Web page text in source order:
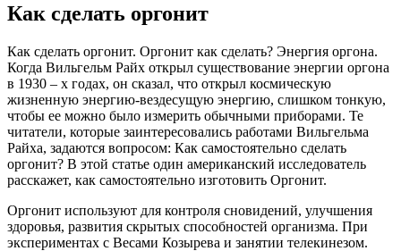
Как сделать оргонит
Как сделать оргонит. Оргонит как сделать? Энергия оргона.
Когда Вильгельм Райх открыл существование энергии оргона
в 1930 – х годах, он сказал, что открыл космическую
жизненную энергию-вездесущую энергию, слишком тонкую,
чтобы ее можно было измерить обычными приборами. Те
читатели, которые заинтересовались работами Вильгельма
Райха, задаются вопросом: Как самостоятельно сделать
оргонит? В этой статье один американский исследователь
расскажет, как самостоятельно изготовить Оргонит.
Оргонит используют для контроля сновидений, улучшения
здоровья, развития скрытых способностей организма. При
экспериментах с Весами Козырева и занятии телекинезом.